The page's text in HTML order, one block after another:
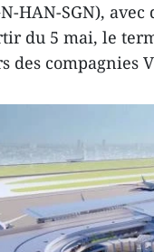
HAN-SGN),
du 5 mai, le
des compagnies